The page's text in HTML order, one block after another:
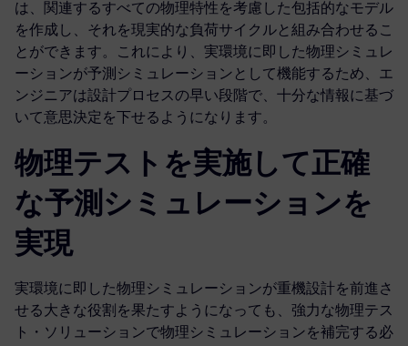
は、関連するすべての物理特性を考慮した包括的なモデル
を作成し、それを現実的な負荷サイクルと組み合わせるこ
とができます。これにより、実環境に即した物理シミュレ
ーションが予測シミュレーションとして機能するため、エ
ンジニアは設計プロセスの早い段階で、十分な情報に基づ
いて意思決定を下せるようになります。
物理テストを実施して正確
な予測シミュレーションを
実現
実環境に即した物理シミュレーションが重機設計を前進さ
せる大きな役割を果たすようになっても、強力な物理テス
ト・ソリューションで物理シミュレーションを補完する必